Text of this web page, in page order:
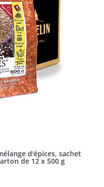
d'épices, sachet
de 12 x 500 g